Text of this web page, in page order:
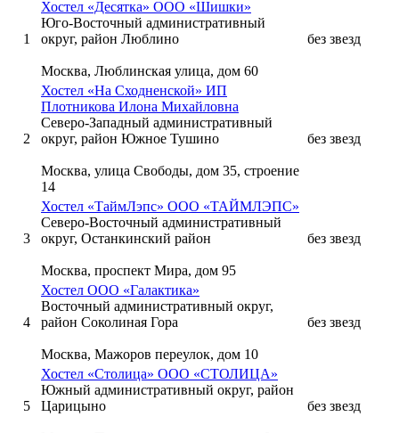
1
Хостел «Десятка» ООО «Шишки»
Юго-Восточный административный
округ, район Люблино
Москва, Люблинская улица, дом 60
без звезд
2
Хостел «На Сходненской» ИП
Плотникова Илона Михайловна
Северо-Западный административный
округ, район Южное Тушино
Москва, улица Свободы, дом 35, строение
14
без звезд
3
Хостел «ТаймЛэпс» ООО «ТАЙМЛЭПС»
Северо-Восточный административный
округ, Останкинский район
Москва, проспект Мира, дом 95
без звезд
4
Хостел ООО «Галактика»
Восточный административный округ,
район Соколиная Гора
Москва, Мажоров переулок, дом 10
без звезд
5
Хостел «Столица» ООО «СТОЛИЦА»
Южный административный округ, район
Царицыно
без звезд